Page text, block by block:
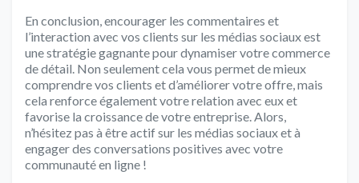
En conclusion, encourager les commentaires et
l’interaction avec vos clients sur les médias sociaux est
une stratégie gagnante pour dynamiser votre commerce
de détail. Non seulement cela vous permet de mieux
comprendre vos clients et d’améliorer votre offre, mais
cela renforce également votre relation avec eux et
favorise la croissance de votre entreprise. Alors,
n’hésitez pas à être actif sur les médias sociaux et à
engager des conversations positives avec votre
communauté en ligne !